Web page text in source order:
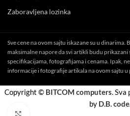
Zaboravljena lozinka
Sve cene na ovom sajtu iskazane su u dinarima.
maksimalne napore da svi artikli budu prikazani
specifikacijama, fotografijama i cenama. Ipak,
informacije i fotografije artikala na ovom sajtu u
Copyright © BITCOM computers. Sva
by D.B. code